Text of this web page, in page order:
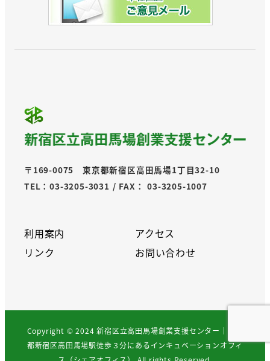
〒169-0075 東京都新宿区高田馬場1丁目32-10
TEL：03-3205-3031 / FAX： 03-3205-1007
利用案内
アクセス
リンク
お問い合わせ
Copyright © 2024 新宿区立高田馬場創業支援センター｜東京
都新宿区高田馬場駅徒歩３分にあるインキュベーションオフィ